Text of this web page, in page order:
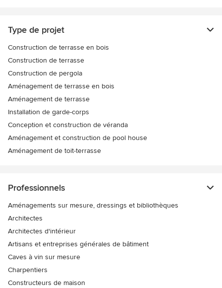
Type de projet
Construction de terrasse en bois
Construction de terrasse
Construction de pergola
Aménagement de terrasse en bois
Aménagement de terrasse
Installation de garde-corps
Conception et construction de véranda
Aménagement et construction de pool house
Aménagement de toit-terrasse
Professionnels
Aménagements sur mesure, dressings et bibliothèques
Architectes
Architectes d'intérieur
Artisans et entreprises générales de bâtiment
Caves à vin sur mesure
Charpentiers
Constructeurs de maison